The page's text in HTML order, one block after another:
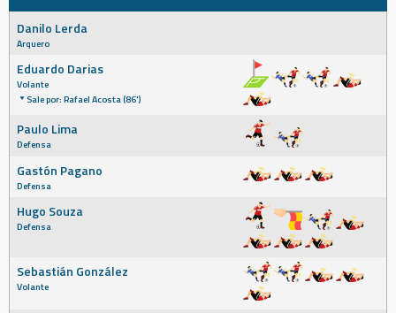
Danilo Lerda
Arquero
Eduardo Darias
Volante
Sale por: Rafael Acosta (86')
Paulo Lima
Defensa
Gastón Pagano
Defensa
Hugo Souza
Defensa
Sebastián González
Volante